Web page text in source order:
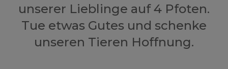
unserer Lieblinge auf 4 Pfoten.
Tue etwas Gutes und schenke
unseren Tieren Hoffnung.